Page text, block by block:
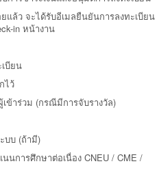
แล้ว จะได้รับอีเมลยืนยันการลงทะเบียน
in หน้างาน
บียน
ไว้
ข้าร่วม (กรณีมีการจับรางวัล)
บบ (ถ้ามี)
นการศึกษาต่อเนื่อง CNEU / CME /